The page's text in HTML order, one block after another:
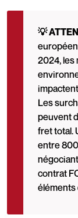
💡
2024, les
Les
peuvent
fret total.
entre
contrat
éléments